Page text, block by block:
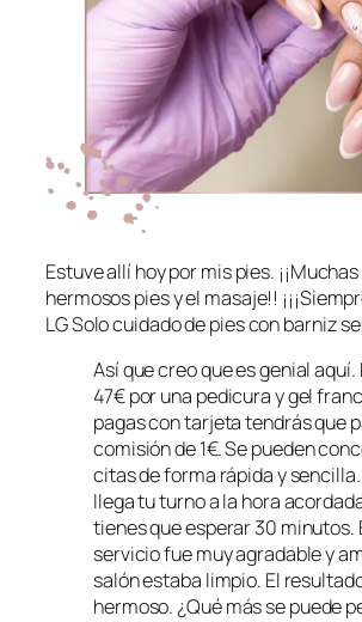
Estuve allí hoy por mis pies.
hermosos pies y el masaje!!
LG Solo cuidado de pies con barniz
Así que creo que es genial aquí.
47€ por una pedicura y gel
pagas con tarjeta tendrás que
comisión de 1€. Se pueden
citas de forma rápida y
llega tu turno a la hora
tienes que esperar 30 minutos.
servicio fue muy agradable y
salón estaba limpio. El
hermoso. ¿Qué más se puede